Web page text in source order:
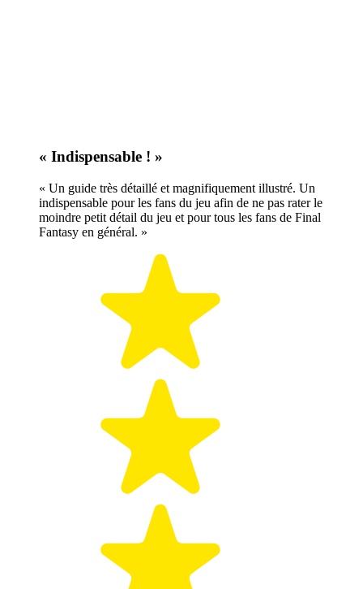
« Indispensable ! »
« Un guide très détaillé et magnifiquement illustré. Un
indispensable pour les fans du jeu afin de ne pas rater le
moindre petit détail du jeu et pour tous les fans de Final
Fantasy en général. »